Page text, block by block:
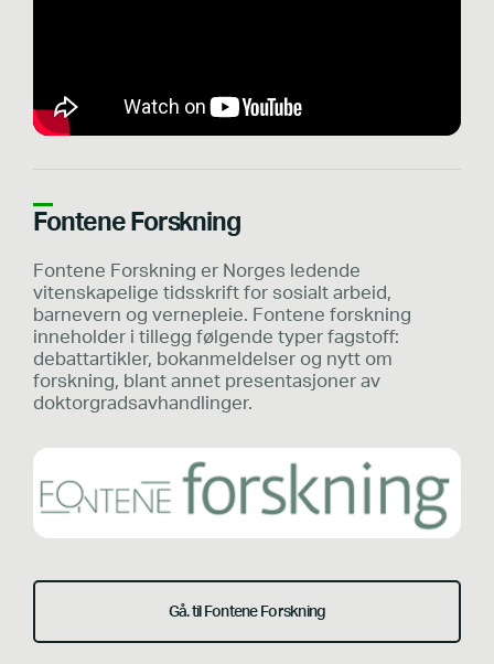
Fontene Forskning
Fontene Forskning er Norges ledende
vitenskapelige tidsskrift for sosialt arbeid,
barnevern og vernepleie. Fontene forskning
inneholder i tillegg følgende typer fagstoff:
debattartikler, bokanmeldelser og nytt om
forskning, blant annet presentasjoner av
doktorgradsavhandlinger.
Gå. til Fontene Forskning